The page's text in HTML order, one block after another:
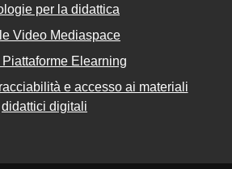
per la didattica
Video Mediaspace
Piattaforme Elearning
e accesso ai materiali
didattici digitali